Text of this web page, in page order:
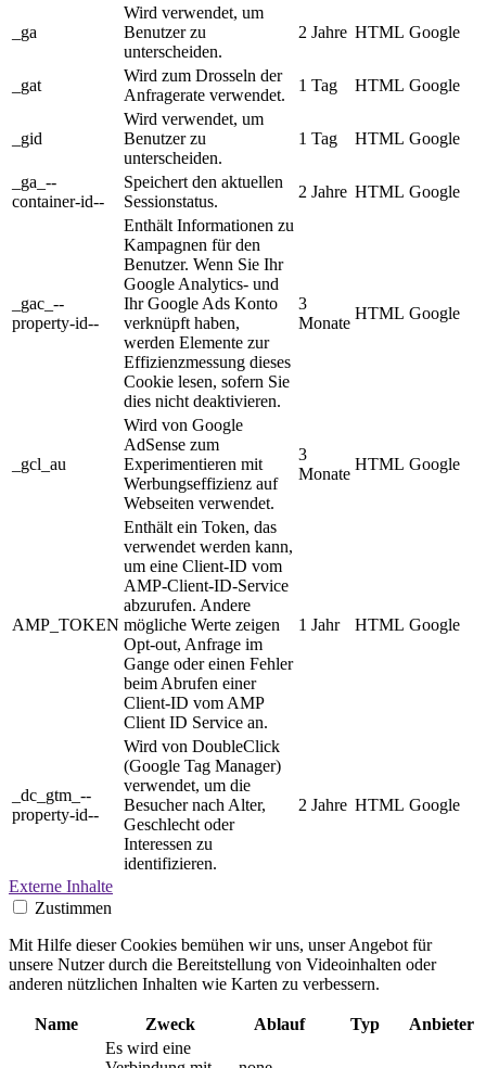
_ga
Wird verwendet, um
Benutzer zu
unterscheiden.
2 Jahre HTML Google
_gat
Wird zum Drosseln der
Anfragerate verwendet.
1 Tag HTML Google
_gid
Wird verwendet, um
Benutzer zu
unterscheiden.
1 Tag HTML Google
_ga_--
container-id--
Speichert den aktuellen
Sessionstatus.
2 Jahre HTML Google
_gac_--
property-id--
Enthält Informationen zu
Kampagnen für den
Benutzer. Wenn Sie Ihr
Google Analytics- und
Ihr Google Ads Konto
verknüpft haben,
werden Elemente zur
Effizienzmessung dieses
Cookie lesen, sofern Sie
dies nicht deaktivieren.
3
Monate
HTML Google
_gcl_au
Wird von Google
AdSense zum
Experimentieren mit
Werbungseffizienz auf
Webseiten verwendet.
3
Monate
HTML Google
AMP_TOKEN
Enthält ein Token, das
verwendet werden kann,
um eine Client-ID vom
AMP-Client-ID-Service
abzurufen. Andere
mögliche Werte zeigen
Opt-out, Anfrage im
Gange oder einen Fehler
beim Abrufen einer
Client-ID vom AMP
Client ID Service an.
1 Jahr HTML Google
_dc_gtm_--
property-id--
Wird von DoubleClick
(Google Tag Manager)
verwendet, um die
Besucher nach Alter,
Geschlecht oder
Interessen zu
identifizieren.
2 Jahre HTML Google
Externe Inhalte
Zustimmen
Mit Hilfe dieser Cookies bemühen wir uns, unser Angebot für
unsere Nutzer durch die Bereitstellung von Videoinhalten oder
anderen nützlichen Inhalten wie Karten zu verbessern.
Name Zweck Ablauf Typ
Anbieter
Es wird eine